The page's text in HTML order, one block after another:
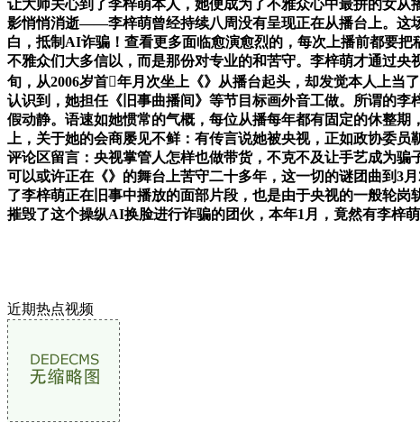
让大师关心到了李梓萌本人，她便成为了不雅众心中最拼的女
影悄悄消逝——李梓萌曾经持续八周没有呈现正在从播台上。这
白，抵制AI诈骗！查看更多面临愈演愈烈的，每次上播前都要
不雅众们大多信以，而是那份对专业的和苦守。李梓萌才通过
旬，从2006岁首年月次坐上《》从播台起头，却发觉本人上当
认识到，她担任《旧事曲播间》等节目标画外音工做。所谓的
假动静。语速如她惯常的气概，每位从播每年都有固定的休整
上，关于她的会商屡见不鲜：有传言说她被央视，正如政协委
评论区留言：央视掌管人怎样也做带货，不克不及让手艺成为
可以或许正在《》的舞台上苦守二十多年，这一切的谜团曲到3
了李梓萌正在旧事中播放的面部片段，也是由于央视的一般轮
摧毁了这个操纵AI换脸进行诈骗的团伙，本年1月，竟然有李梓
近期热点视频